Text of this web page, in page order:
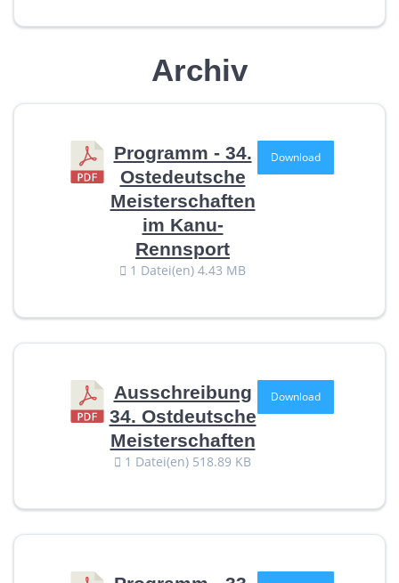
Archiv
Programm - 34.
Ostedeutsche
Meisterschaften
im Kanu-
Rennsport
1 Datei(en) 4.43 MB
Download
Ausschreibung
34. Ostdeutsche
Meisterschaften
1 Datei(en) 518.89 KB
Download